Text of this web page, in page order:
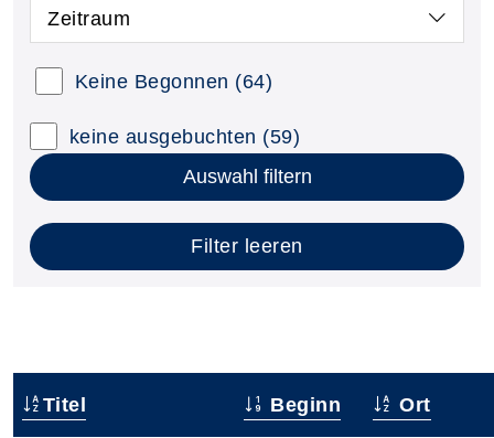
Zeitraum
Keine Begonnen (64)
keine ausgebuchten (59)
Auswahl filtern
Filter leeren
Titel Beginn Ort